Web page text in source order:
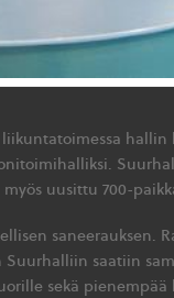
uusittu 700-
saneerauksen.
saatiin
sekä